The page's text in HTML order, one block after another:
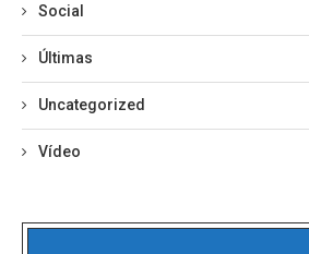
Social
Últimas
Uncategorized
Vídeo